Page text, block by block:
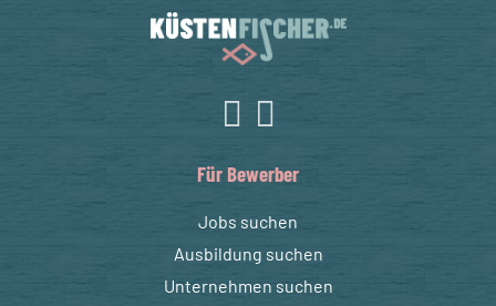
Für Bewerber
Jobs suchen
Ausbildung suchen
Unternehmen suchen